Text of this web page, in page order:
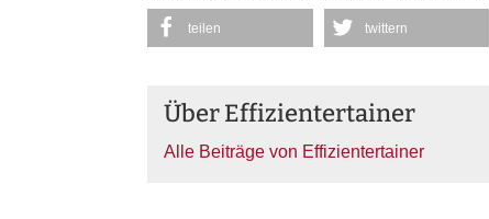
teilen twittern
Über Effizientertainer
Alle Beiträge von Effizientertainer